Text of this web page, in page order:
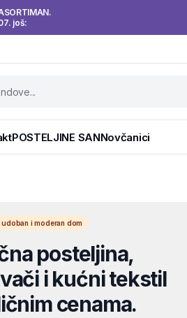
još:
POSTELJINE SANNovčanici
i moderan dom
posteljina,
i kućni tekstil
cenama.